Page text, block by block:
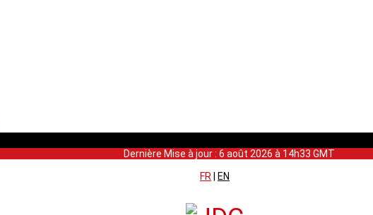
Dernière Mise à jour : 6 août 2026 à 14h33 GMT
FR
EN